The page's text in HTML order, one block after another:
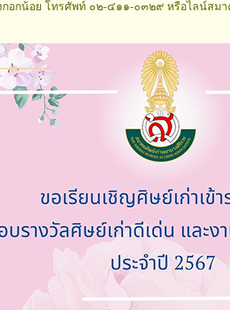
กอกน้อย โทรศัพท์ ๐๒-๔๑๑-๐๓๒๙ หรือไลน์ส